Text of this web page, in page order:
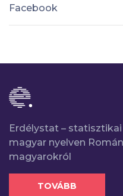
Facebook
Erdélystat –
magyar nyelven
magyarokról
TOVÁBB